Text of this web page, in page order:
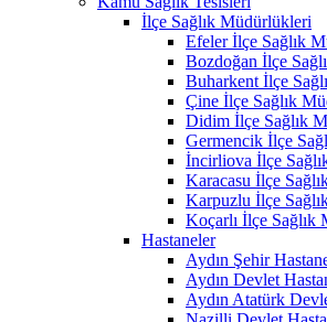
İlçe Sağlık Müdürlükleri
Efeler İlçe Sağlık
Bozdoğan İlçe
Buharkent İlçe
Çine İlçe Sağlık
Didim İlçe Sağlık
Germencik İlçe
İncirliova İlçe
Karacasu İlçe
Karpuzlu İlçe
Koçarlı İlçe Sağlık
Hastaneler
Aydın Şehir
Aydın Devlet
Aydın Atatürk